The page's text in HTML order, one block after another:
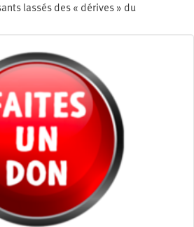
lassés des « dérives » du